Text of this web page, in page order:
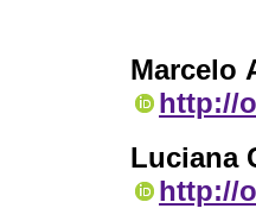
Marcelo
http://
Luciana
http://